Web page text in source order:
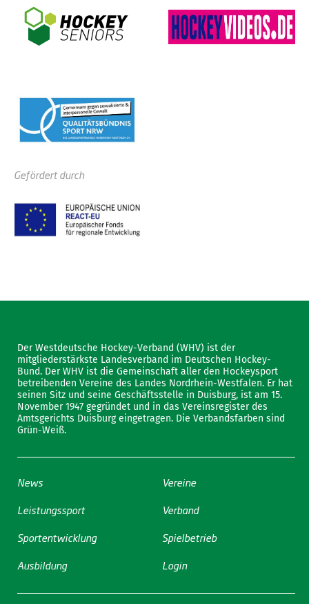
Gefördert durch
Der Westdeutsche Hockey-Verband (WHV) ist der
mitgliederstärkste Landesverband im Deutschen Hockey-
Bund. Der WHV ist die Gemeinschaft aller den Hockeysport
betreibenden Vereine des Landes Nordrhein-Westfalen. Er hat
seinen Sitz und seine Geschäftsstelle in Duisburg, ist am 15.
November 1947 gegründet und in das Vereinsregister des
Amtsgerichts Duisburg eingetragen. Die Verbandsfarben sind
Grün-Weiß.
News
Leistungssport
Sportentwicklung
Ausbildung
Vereine
Verband
Spielbetrieb
Login